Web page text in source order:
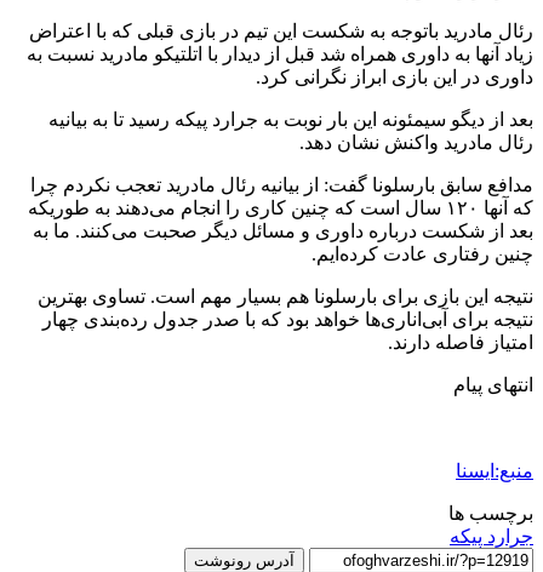
رئال مادرید باتوجه به شکست این تیم در بازی قبلی که با اعتراض
زیاد آنها به داوری همراه شد قبل از دیدار با اتلتیکو مادرید نسبت به
داوری در این بازی ابراز نگرانی کرد.
بعد از دیگو سیمئونه این بار نوبت به جرارد پیکه رسید تا به بیانیه
رئال مادرید واکنش نشان دهد.
مدافع سابق بارسلونا گفت: از بیانیه رئال مادرید تعجب نکردم چرا
که آنها ۱۲۰ سال است که چنین کاری را انجام می‌دهند به طوریکه
بعد از شکست درباره داوری و مسائل دیگر صحبت می‌کنند. ما به
چنین رفتاری عادت کرده‌ایم.
نتیجه این بازی برای بارسلونا هم بسیار مهم است. تساوی بهترین
نتیجه برای آبی‌اناری‌ها خواهد بود که با صدر جدول رده‌بندی چهار
امتیاز فاصله دارند.
انتهای پیام
منبع:ایسنا
برچسب ها
جرارد پیکه
آدرس رونوشت